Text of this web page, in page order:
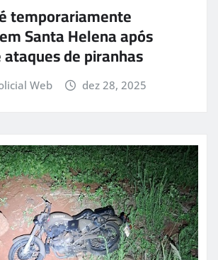
temporariamente
Santa Helena após
de piranhas
Web dez 28, 2025